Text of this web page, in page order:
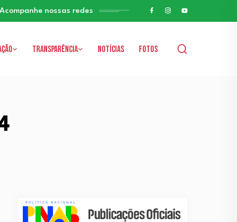
Acompanhe nossas redes
Transparência Notícias Fotos